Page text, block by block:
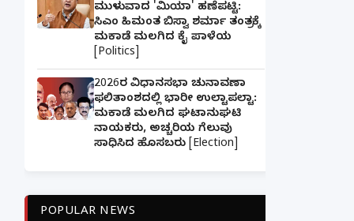
ಮುಳುವಾದ 'ಮಿಯಾ' ಹಣೆಪಟ್ಟಿ:
ಸಿಎಂ ಹಿಮಂತ ಬಿಸ್ವಾ ಶರ್ಮಾ ತಂತ್ರಕ್ಕೆ
ಮಕಾಡೆ ಮಲಗಿದ ಕೈ ಪಾಳೆಯ
[Politics]
2026ರ ವಿಧಾನಸಭಾ ಚುನಾವಣಾ
ಫಲಿತಾಂಶದಲ್ಲಿ ಭಾರೀ ಉಲ್ಟಾಪಲ್ಟಾ:
ಮಕಾಡೆ ಮಲಗಿದ ಘಟಾನುಘಟಿ
ನಾಯಕರು, ಅಚ್ಚರಿಯ ಗೆಲುವು
ಸಾಧಿಸಿದ ಹೊಸಬರು [Election]
POPULAR NEWS